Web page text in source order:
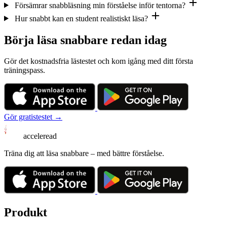
Försämrar snabbläsning min förståelse inför tentorna?
Hur snabbt kan en student realistiskt läsa?
Börja läsa snabbare redan idag
Gör det kostnadsfria lästestet och kom igång med ditt första
träningspass.
Gör gratistestet →
acceleread
Träna dig att läsa snabbare – med bättre förståelse.
Produkt